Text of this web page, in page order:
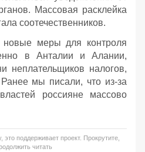
Массовая расклейка
соотечественников.
новые меры для контроля
в Анталии и Алании,
неплательщиков налогов,
мы писали, что из-за
россияне массово
поддерживает проект. Прокрутите,
читать